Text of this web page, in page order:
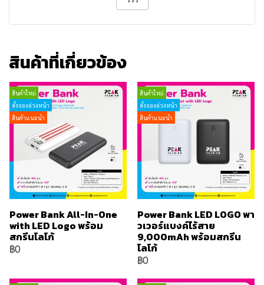
สินค้าที่เกี่ยวข้อง
สินค้าใหม่
สั่งจองล่วงหน้า
สินค้าแนะนำ
Power Bank All-In-One
with LED Logo พร้อม
สกรีนโลโก้
฿0
สินค้าใหม่
สั่งจองล่วงหน้า
สินค้าแนะนำ
Power Bank LED LOGO พา
วเวอร์แบงค์ไร้สาย
9,000mAh พร้อมสกรีน
โลโก้
฿0